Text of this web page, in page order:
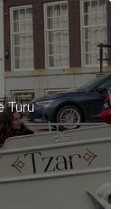
Turu